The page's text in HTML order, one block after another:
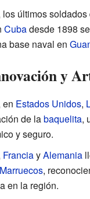
los últimos soldados
Cubadesde 1898
base naval en
y
en Estados Unidos,
de labaquelita,
y seguro.
FranciayAlemania
Marruecos,
en la región.